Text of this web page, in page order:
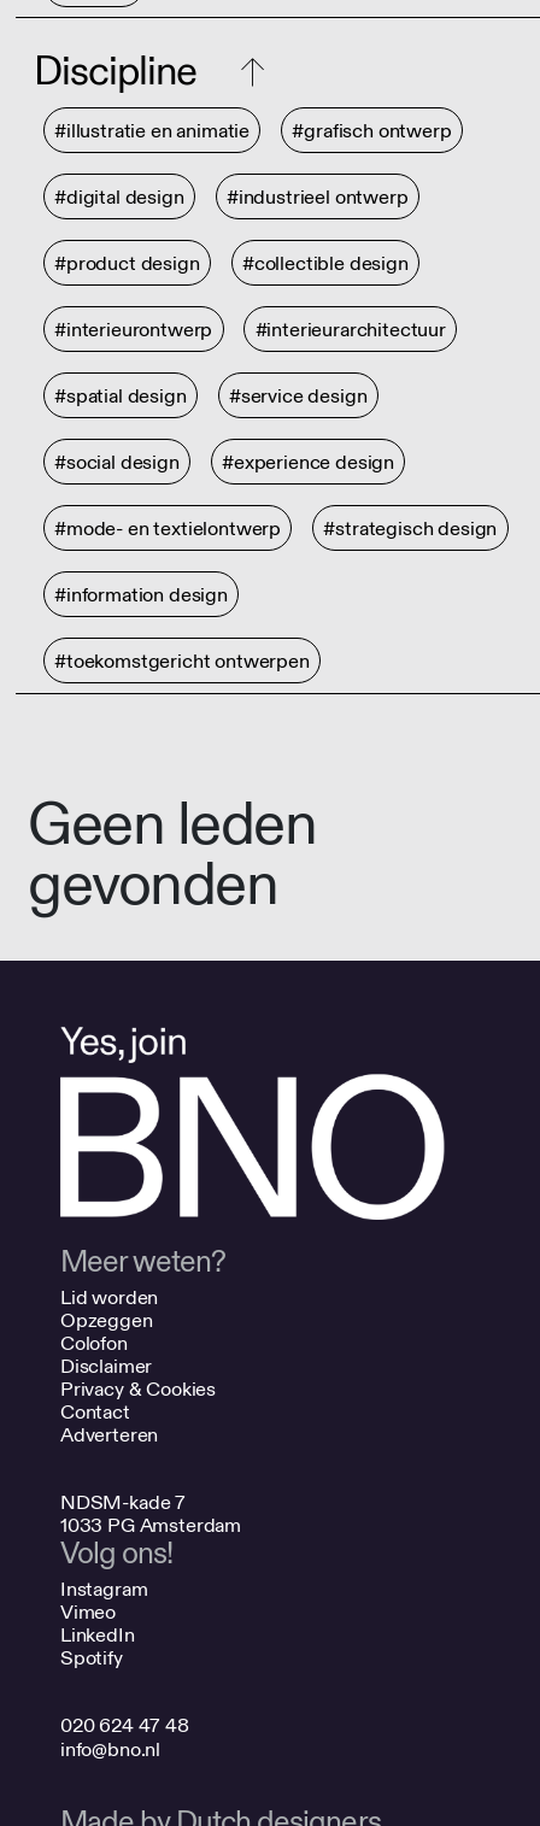
Discipline
#illustratie en animatie #grafisch ontwerp
#digital design #industrieel ontwerp
#product design #collectible design
#interieurontwerp #interieurarchitectuur
#spatial design #service design
#social design #experience design
#mode- en textielontwerp #strategisch design
#information design
#toekomstgericht ontwerpen
Geen leden
gevonden
Meer weten?
Lid worden
Opzeggen
Colofon
Disclaimer
Privacy & Cookies
Contact
Adverteren
NDSM-kade 7
1033 PG Amsterdam
Volg ons!
Instagram
Vimeo
LinkedIn
Spotify
020 624 47 48
info@bno.nl